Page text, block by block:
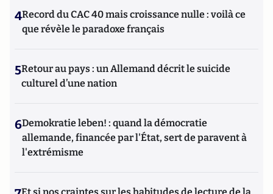
4Record du CAC 40 mais croissance nulle : voilà ce
que révèle le paradoxe français
5Retour au pays : un Allemand décrit le suicide
culturel d’une nation
6Demokratie leben! : quand la démocratie
allemande, financée par l'État, sert de paravent à
l'extrémisme